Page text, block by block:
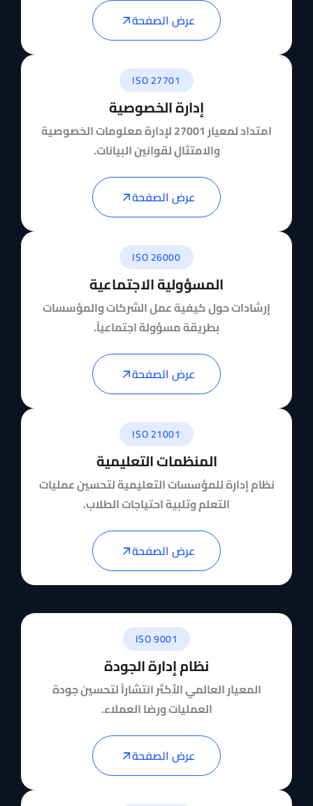
عرض الصفحة
ISO 27701
إدارة الخصوصية
امتداد لمعيار 27001 لإدارة معلومات الخصوصية
والامتثال لقوانين البيانات.
عرض الصفحة
ISO 26000
المسؤولية الاجتماعية
إرشادات حول كيفية عمل الشركات والمؤسسات
بطريقة مسؤولة اجتماعياً.
عرض الصفحة
ISO 21001
المنظمات التعليمية
نظام إدارة للمؤسسات التعليمية لتحسين عمليات
التعلم وتلبية احتياجات الطلاب.
عرض الصفحة
ISO 9001
نظام إدارة الجودة
المعيار العالمي الأكثر انتشاراً لتحسين جودة
العمليات ورضا العملاء.
عرض الصفحة